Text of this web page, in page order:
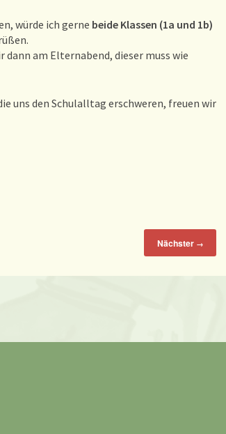
würde ich gerne beide Klassen (1a und 1b)
am Elternabend, dieser muss wie
uns den Schulalltag erschweren, freuen wir
Nächster →